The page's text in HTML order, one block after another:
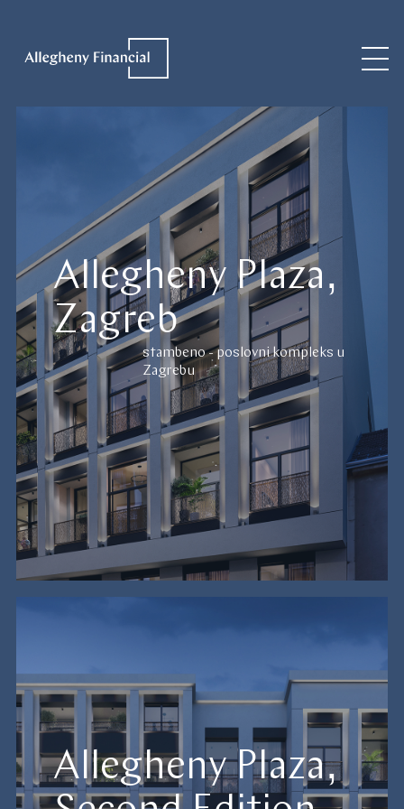
Allegheny Plaza,
Zagreb
stambeno - poslovni kompleks u
Zagrebu
Allegheny Plaza,